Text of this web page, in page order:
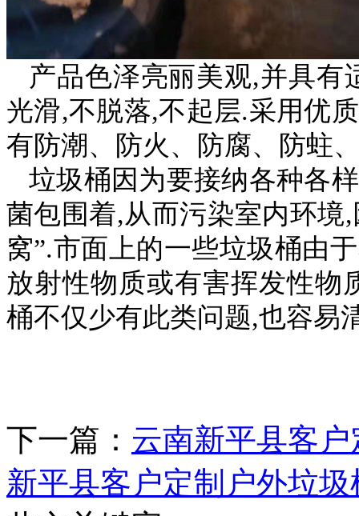
产品色泽亮丽美观,并具有
光滑,不脱落,不起层.采用优
有防潮、防火、防腐、防蛀
垃圾桶因为要接纳各种各
菌包围着,从而污染室内环境
窝”.市面上的一些垃圾桶由
放射性物质或有害挥发性物
桶不仅少有此类问题,也容易
下一篇： 云南新平县客
新平县客户定制户外垃圾